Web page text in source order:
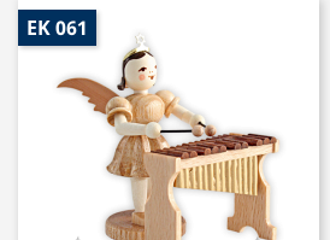
EK 061